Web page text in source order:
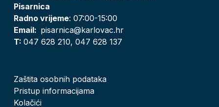
Pisarnica
Radno vrijeme: 07:00-15:00
Email: pisarnica@karlovac.hr
T: 047 628 210, 047 628 137
Zaštita osobnih podataka
Pristup informacijama
Kolačići